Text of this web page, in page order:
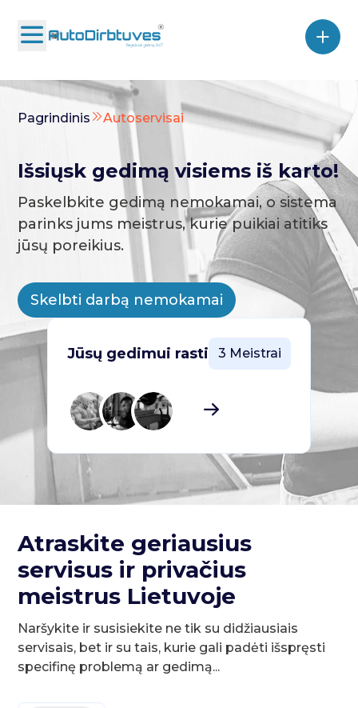
Pagrindinis Autoservisai
Išsiųsk gedimą visiems iš karto!
Paskelbkite gedimą nemokamai, o sistema
parinks jums meistrus, kurie puikiai atitiks
jūsų poreikius.
Skelbti darbą nemokamai
Jūsų gedimui rasti 3 Meistrai
Atraskite geriausius
servisus ir privačius
meistrus Lietuvoje
Naršykite ir susisiekite ne tik su didžiausiais
servisais, bet ir su tais, kurie gali padėti išspręsti
specifinę problemą ar gedimą...